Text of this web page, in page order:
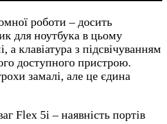
роботи – досить
для ноутбука в цьому
а клавіатура з підсвічуванням
доступного пристрою.
замалі, але це єдина
Flex 5i – наявність портів